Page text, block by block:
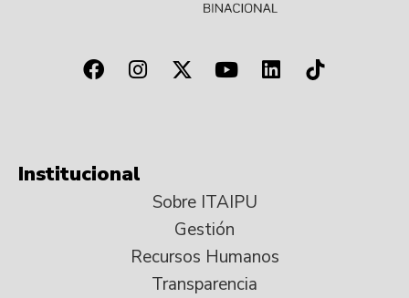
Institucional
Sobre ITAIPU
Gestión
Recursos Humanos
Transparencia